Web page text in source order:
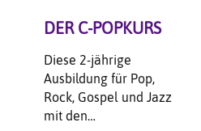
DER C-POPKURS
Diese 2-jährige
Ausbildung für Pop,
Rock, Gospel und Jazz
mit den